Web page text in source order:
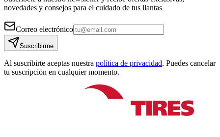
novedades y consejos para el cuidado de tus llantas
Correo electrónico
Suscribirme
Al suscribirte aceptas nuestra política de privacidad. Puedes cancelar
tu suscripción en cualquier momento.